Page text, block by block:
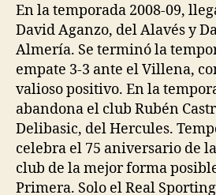
En la temporada 2008-09,
David Aganzo, del Alavés y
Almería. Se terminó la
empate 3-3 ante el Villena,
valioso positivo. En la
abandona el club Rubén
Delibasic, del Hercules.
celebra el 75 aniversario de
club de la mejor forma
Primera. Solo el Real